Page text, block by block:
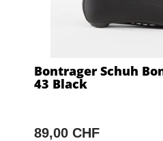
Bontrager Schuh
43 Black
89,00 CHF